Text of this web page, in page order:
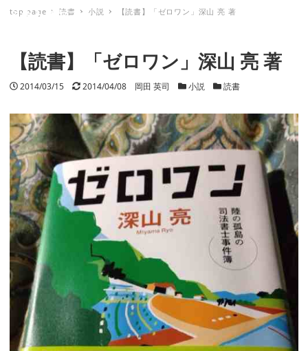
ミナトノキズナ
top page 読書 小説 【読書】「ゼロワン」深山 亮 著
【読書】「ゼロワン」深山 亮 著
投稿日
2014/03/15 更新日
2014/04/08 著者
岡田 英司 カテゴリー
小説 カテゴリー
読書